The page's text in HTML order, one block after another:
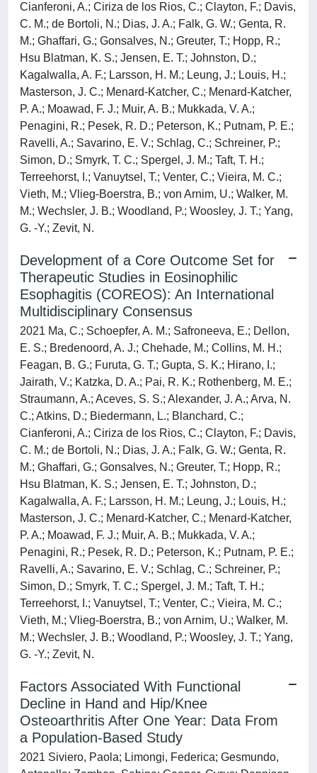
Cianferoni, A.; Ciriza de los Rios, C.; Clayton, F.; Davis,
C. M.; de Bortoli, N.; Dias, J. A.; Falk, G. W.; Genta, R.
M.; Ghaffari, G.; Gonsalves, N.; Greuter, T.; Hopp, R.;
Hsu Blatman, K. S.; Jensen, E. T.; Johnston, D.;
Kagalwalla, A. F.; Larsson, H. M.; Leung, J.; Louis, H.;
Masterson, J. C.; Menard-Katcher, C.; Menard-Katcher,
P. A.; Moawad, F. J.; Muir, A. B.; Mukkada, V. A.;
Penagini, R.; Pesek, R. D.; Peterson, K.; Putnam, P. E.;
Ravelli, A.; Savarino, E. V.; Schlag, C.; Schreiner, P.;
Simon, D.; Smyrk, T. C.; Spergel, J. M.; Taft, T. H.;
Terreehorst, I.; Vanuytsel, T.; Venter, C.; Vieira, M. C.;
Vieth, M.; Vlieg-Boerstra, B.; von Arnim, U.; Walker, M.
M.; Wechsler, J. B.; Woodland, P.; Woosley, J. T.; Yang,
G. -Y.; Zevit, N.
Development of a Core Outcome Set for
Therapeutic Studies in Eosinophilic
Esophagitis (COREOS): An International
Multidisciplinary Consensus
2021 Ma, C.; Schoepfer, A. M.; Safroneeva, E.; Dellon,
E. S.; Bredenoord, A. J.; Chehade, M.; Collins, M. H.;
Feagan, B. G.; Furuta, G. T.; Gupta, S. K.; Hirano, I.;
Jairath, V.; Katzka, D. A.; Pai, R. K.; Rothenberg, M. E.;
Straumann, A.; Aceves, S. S.; Alexander, J. A.; Arva, N.
C.; Atkins, D.; Biedermann, L.; Blanchard, C.;
Cianferoni, A.; Ciriza de los Rios, C.; Clayton, F.; Davis,
C. M.; de Bortoli, N.; Dias, J. A.; Falk, G. W.; Genta, R.
M.; Ghaffari, G.; Gonsalves, N.; Greuter, T.; Hopp, R.;
Hsu Blatman, K. S.; Jensen, E. T.; Johnston, D.;
Kagalwalla, A. F.; Larsson, H. M.; Leung, J.; Louis, H.;
Masterson, J. C.; Menard-Katcher, C.; Menard-Katcher,
P. A.; Moawad, F. J.; Muir, A. B.; Mukkada, V. A.;
Penagini, R.; Pesek, R. D.; Peterson, K.; Putnam, P. E.;
Ravelli, A.; Savarino, E. V.; Schlag, C.; Schreiner, P.;
Simon, D.; Smyrk, T. C.; Spergel, J. M.; Taft, T. H.;
Terreehorst, I.; Vanuytsel, T.; Venter, C.; Vieira, M. C.;
Vieth, M.; Vlieg-Boerstra, B.; von Arnim, U.; Walker, M.
M.; Wechsler, J. B.; Woodland, P.; Woosley, J. T.; Yang,
G. -Y.; Zevit, N.
Factors Associated With Functional
Decline in Hand and Hip/Knee
Osteoarthritis After One Year: Data From
a Population-Based Study
2021 Siviero, Paola; Limongi, Federica; Gesmundo,